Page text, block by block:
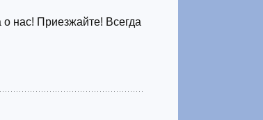
нас! Приезжайте! Всегда